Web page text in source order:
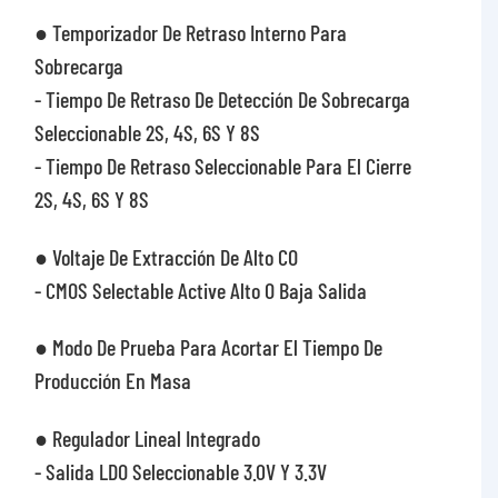
● Temporizador De Retraso Interno Para
Sobrecarga
- Tiempo De Retraso De Detección De Sobrecarga
Seleccionable 2S, 4S, 6S Y 8S
- Tiempo De Retraso Seleccionable Para El Cierre
2S, 4S, 6S Y 8S
● Voltaje De Extracción De Alto CO
- CMOS Selectable Active Alto O Baja Salida
● Modo De Prueba Para Acortar El Tiempo De
Producción En Masa
● Regulador Lineal Integrado
- Salida LDO Seleccionable 3.0V Y 3.3V